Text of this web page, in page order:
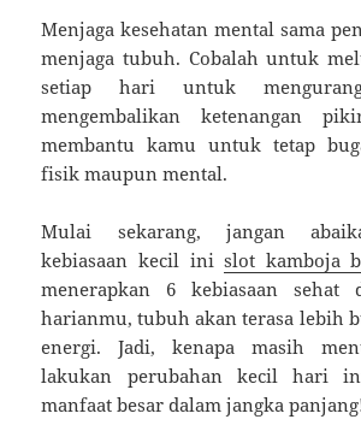
Menjaga kesehatan mental sama
menjaga tubuh. Cobalah untuk
setiap hari untuk
mengembalikan ketenangan
membantu kamu untuk tetap
fisik maupun mental.
Mulai sekarang, jangan
kebiasaan kecil inislot kamboja
menerapkan 6 kebiasaan sehat
harianmu, tubuh akan terasa lebih
energi. Jadi, kenapa masih
lakukan perubahan kecil hari
manfaat besar dalam jangka